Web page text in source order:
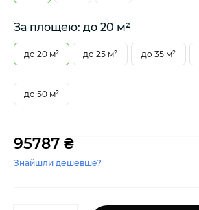
За площею: до 20 м²
до 20 м² до 25 м² до 35 м²
до 50 м²
95787 ₴
Знайшли дешевше?